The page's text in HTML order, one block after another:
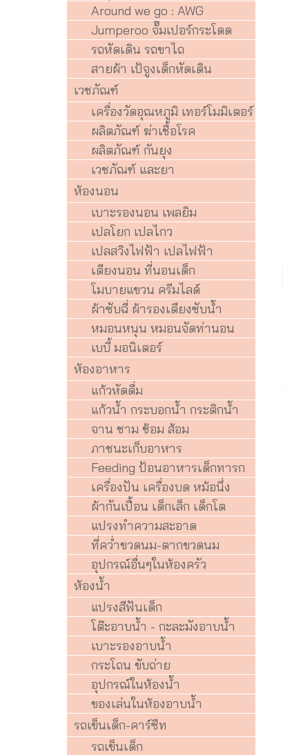
Around we go : AWG
Jumperoo จั๊มเปอร์กระโดด
รถหัดเดิน รถขาไถ
สายผ้า เป้จูงเด็กหัดเดิน
เวชภัณฑ์
เครื่องวัดอุณหภูมิ เทอร์โมมิเตอร์
ผลิตภัณฑ์ ฆ่าเชื้อโรค
ผลิตภัณฑ์ กันยุง
เวชภัณฑ์ และยา
ห้องนอน
เบาะรองนอน เพลยิม
เปลโยก เปลไกว
เปลสวิงไฟฟ้า เปลไฟฟ้า
เตียงนอน ที่นอนเด็ก
โมบายแขวน ครีมไลด์
ผ้าซับฉี่ ผ้ารองเตียงซับน้ำ
หมอนหนุน หมอนจัดท่านอน
เบบี้ มอนิเตอร์
ห้องอาหาร
แก้วหัดดื่ม
แก้วน้ำ กระบอกน้ำ กระติกน้ำ
จาน ชาม ช้อม ส้อม
ภาชนะเก็บอาหาร
Feeding ป้อนอาหารเด็กทารก
เครื่องปัน เครื่องบด หม้อนึ่ง
ผ้ากันเปื้อน เด็กเล็ก เด็กโต
แปรงทำความสะอาด
ที่คว่ำขวดนม-ตากขวดนม
อุปกรณ์อื่นๆในห้องครัว
ห้องน้ำ
แปรงสีฟันเด็ก
โต๊ะอาบน้ำ - กะละมังอาบน้ำ
เบาะรองอาบน้ำ
กระโถน ขับถ่าย
อุปกรณ์ในห้องน้ำ
ของเล่นในห้องอาบน้ำ
รถเข็นเด็ก-คาร์ซีท
รถเข็นเด็ก